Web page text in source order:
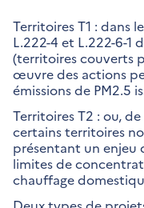
Territoires T1 : dans
L.222-4 et L.222-6-1
(territoires couverts
œuvre des actions
émissions de PM2.5
Territoires T2 : ou,
certains territoires
présentant un enjeu
limites de
chauffage